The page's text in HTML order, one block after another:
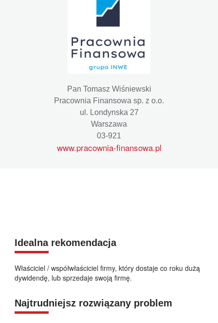
Pan Tomasz Wiśniewski
Pracownia Finansowa sp. z o.o.
ul. Londynska 27
Warszawa
03-921
www.pracownia-finansowa.pl
Idealna rekomendacja
Właściciel / współwłaściciel firmy, który dostaje co roku dużą
dywidendę, lub sprzedaje swoją firmę.
Najtrudniejsz rozwiązany problem